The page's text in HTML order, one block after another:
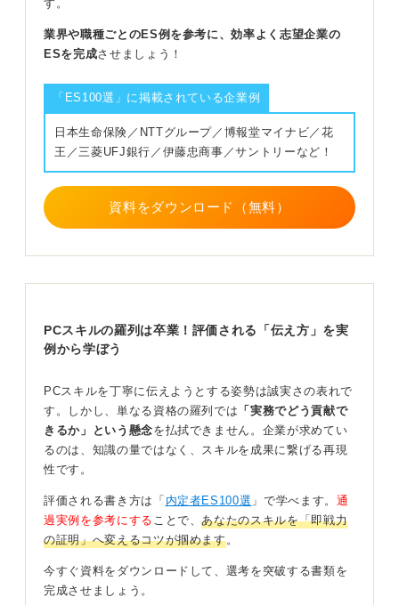
＋αのスキルや新しい技術への意欲も重要
う点については、職種によって異なります。
たとえばデザイン系の会社であれば、Illustratorや
Photoshop、CADソフト（2D/3D）などが使えると即戦
ただ、未経験者歓迎の求人であれば、そこまで高いスキ
ルを期待していない場合もあります。
傾向も見られるようになってきました。
うにしましょう。
す。
業界や職種ごとのES例を参考に、効率よく志望企業の
ESを完成させましょう！
「ES100選」に掲載されている企業例
日本生命保険／NTTグループ／博報堂マイナビ／花
王／三菱UFJ銀行／伊藤忠商事／サントリーなど！
資料をダウンロード（無料）
PCスキルの羅列は卒業！評価される「伝え方」を実
例から学ぼう
PCスキルを丁寧に伝えようとする姿勢は誠実さの表れで
す。しかし、単なる資格の羅列では 「実務でどう貢献で
きるか」という懸念を払拭できません。企業が求めてい
るのは、知識の量ではなく、スキルを成果に繋げる再現
性です。
評価される書き方は「 内定者ES100選 」で学べます。 通
過実例を参考にする ことで、あなたのスキルを「即戦力
の証明」へ変えるコツが掴めます。
今すぐ資料をダウンロードして、選考を突破する書類を
完成させましょう。